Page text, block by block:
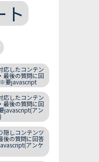
ト
応したコンテン
最後の質問に回
要javascript
応したコンテン
最後の質問に回
javascript(アン
隠しコンテンツ
後の質問に回答
アンケ